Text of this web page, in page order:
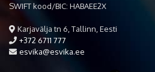
SWIFT kood/BIC: HABAEE2X
Karjavälja tn 6, Tallinn, Eesti
+372 6711 777
esvika@esvika.ee